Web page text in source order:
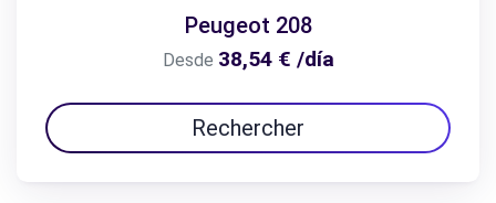
Peugeot 208
Desde 38,54 € /día
Rechercher